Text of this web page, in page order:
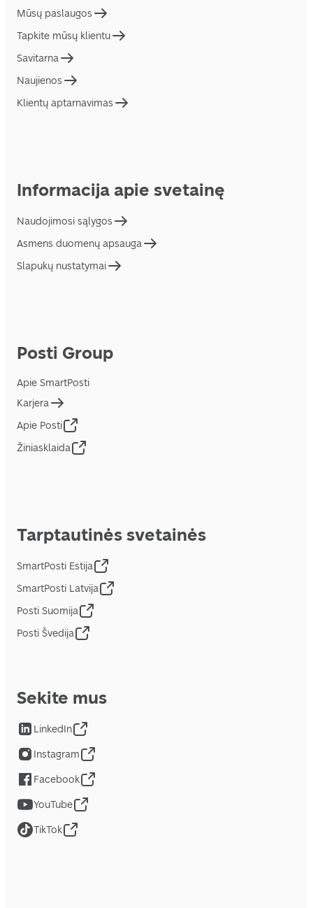
Mūsų paslaugos
Tapkite mūsų klientu
Savitarna
Naujienos
Klientų aptarnavimas
Informacija apie svetainę
Naudojimosi sąlygos
Asmens duomenų apsauga
Slapukų nustatymai
Posti Group
Apie SmartPosti
Karjera
Apie Posti
Žiniasklaida
Tarptautinės svetainės
SmartPosti Estija
SmartPosti Latvija
Posti Suomija
Posti Švedija
Sekite mus
LinkedIn
Instagram
Facebook
YouTube
TikTok